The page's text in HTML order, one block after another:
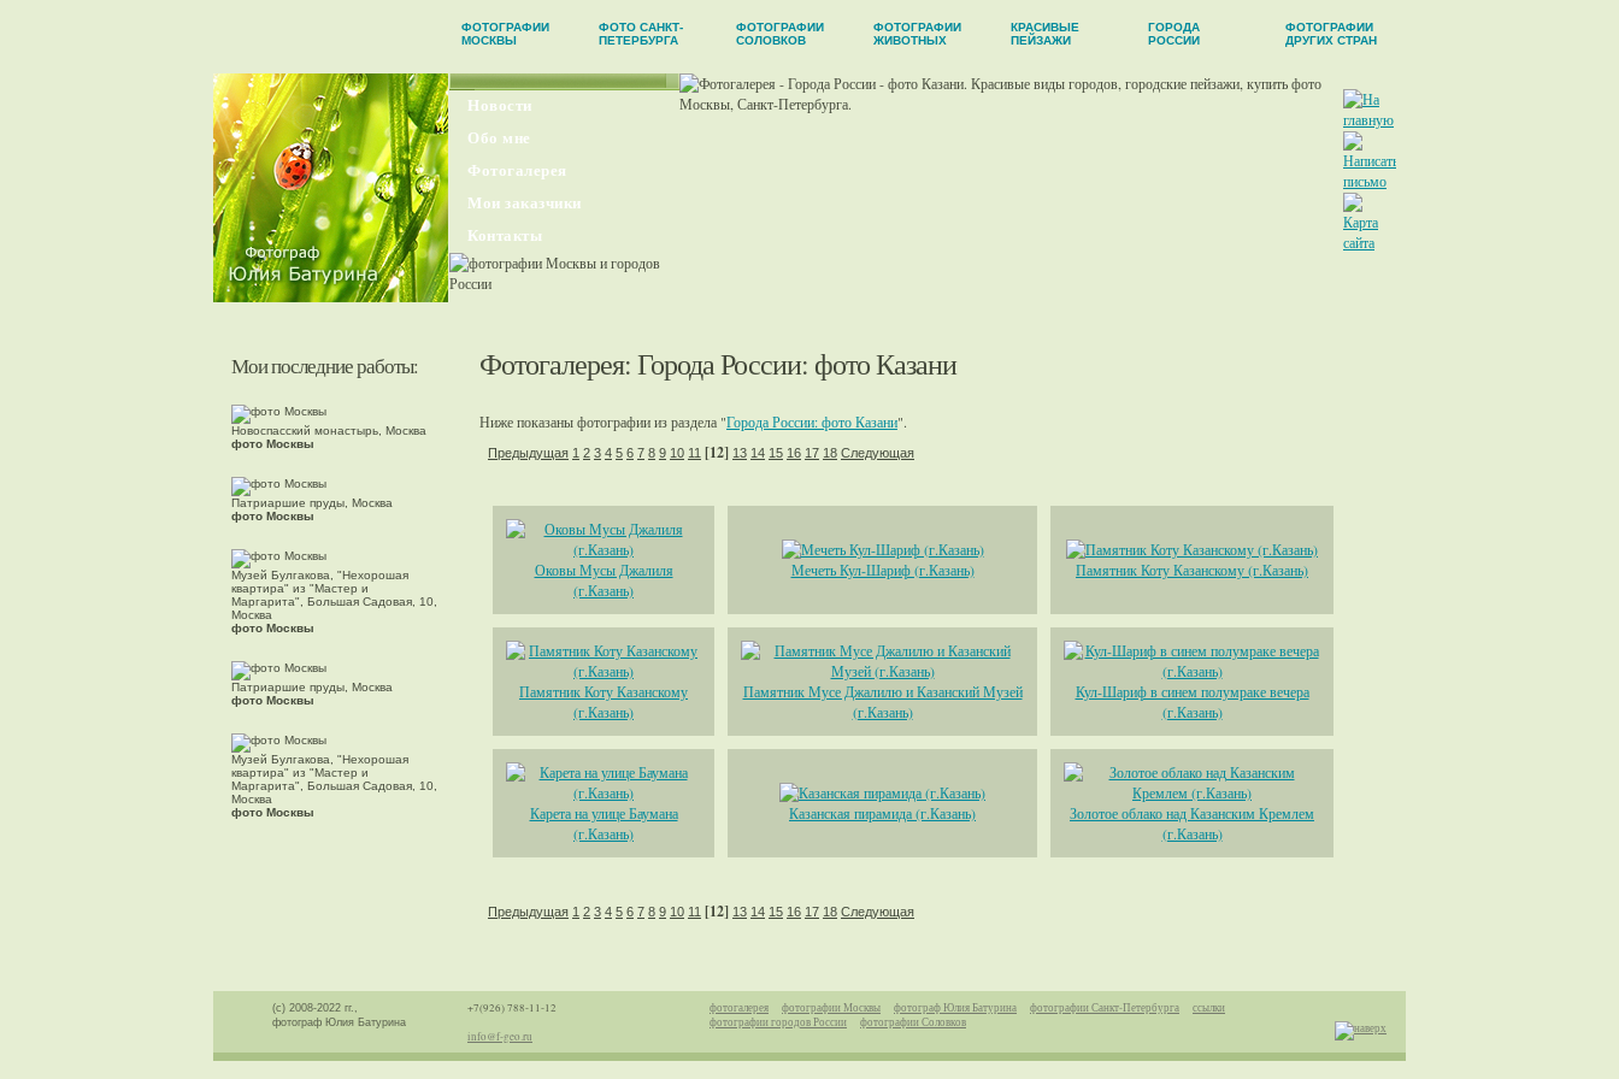
ФОТОГРАФИИ
МОСКВЫ
ФОТО САНКТ-
ПЕТЕРБУРГА
ФОТОГРАФИИ
СОЛОВКОВ
ФОТОГРАФИИ
ЖИВОТНЫХ
КРАСИВЫЕ
ПЕЙЗАЖИ
ГОРОДА
РОССИИ
ФОТОГРАФИИ
ДРУГИХ СТРАН
Новости
Обо мне
Фотогалерея
Мои заказчики
Контакты
Мои последние работы:
Новоспасский монастырь, Москва
фото Москвы
Патриаршие пруды, Москва
фото Москвы
Музей Булгакова, "Нехорошая
квартира" из "Мастер и
Маргарита", Большая Садовая, 10,
Москва
фото Москвы
Патриаршие пруды, Москва
фото Москвы
Музей Булгакова, "Нехорошая
квартира" из "Мастер и
Маргарита", Большая Садовая, 10,
Москва
фото Москвы
Фотогалерея:Города России: фото Казани
Ниже показаны фотографии из раздела "Города России: фото Казани".
Предыдущая 1 2 3 4 5 6 7 8 9 10 11 [12] 13 14 15 16 17 18 Следующая
Оковы Мусы Джалиля
(г.Казань)
Мечеть Кул-Шариф (г.Казань) Памятник Коту Казанскому (г.Казань)
Памятник Коту Казанскому
(г.Казань)
Памятник Мусе Джалилю и Казанский Музей
(г.Казань)
Кул-Шариф в синем полумраке вечера
(г.Казань)
Карета на улице Баумана
(г.Казань)
Казанская пирамида (г.Казань)
Золотое облако над Казанским Кремлем
(г.Казань)
Предыдущая 1 2 3 4 5 6 7 8 9 10 11 [12] 13 14 15 16 17 18 Следующая
(с) 2008-2022 гг.,
фотограф Юлия Батурина
+7(926) 788-11-12
info@f-geo.ru
фотогалерея фотографии Москвы фотограф Юлия Батурина фотографии Санкт-Петербурга
ссылки
фотографии городов России
фотографии Соловков